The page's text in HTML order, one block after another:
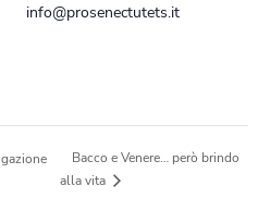
info@prosenectutets.it
Bacco e Venere… però brindo
alla vita